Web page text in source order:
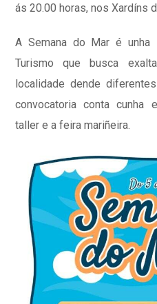
ás 20.00 horas, nos Xardíns
A Semana do Mar é unha
Turismo que busca
localidade dende
convocatoria conta cunha
taller e a feira mariñeira.